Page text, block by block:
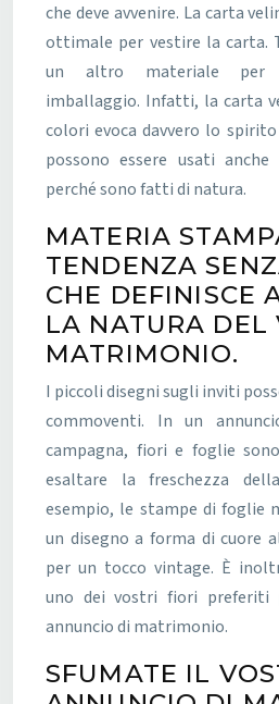
che deve avvenire. La carta
ottimale per vestire la carta.
un altro materiale per
imballaggio. Infatti, la carta
colori evoca davvero lo
possono essere usati
perché sono fatti di natura.
MATERIA
TENDENZA
CHE DEFINISCE
LA NATURA DEL
MATRIMONIO.
I piccoli disegni sugli inviti
commoventi. In un
campagna, fiori e foglie
esaltare la freschezza
esempio, le stampe di foglie
un disegno a forma di cuore
per un tocco vintage. È
uno dei vostri fiori preferiti
annuncio di matrimonio.
SFUMATE IL